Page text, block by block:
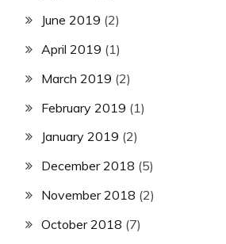
June 2019 (2)
April 2019 (1)
March 2019 (2)
February 2019 (1)
January 2019 (2)
December 2018 (5)
November 2018 (2)
October 2018 (7)